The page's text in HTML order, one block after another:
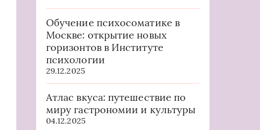
Обучение психосоматике в
Москве: открытие новых
горизонтов в Институте
психологии
29.12.2025
Атлас вкуса: путешествие по
миру гастрономии и культуры
04.12.2025